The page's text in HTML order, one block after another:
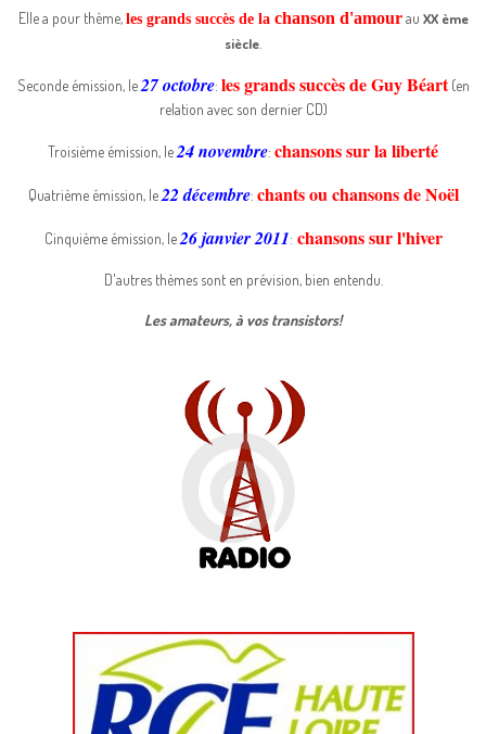
Elle a pour thème, les grands succès de la chanson d'amourau XX ème
siècle
Seconde émission, le27 octobre: les grands succès de Guy Béart(en
relation avec son dernier CD)
Troisième émission, le24 novembre: chansons sur la liberté
Quatrième émission, le22 décembre: chants ou chansons de Noël
Cinquième émission, le26 janvier 2011: chansons sur l'hiver
D'autres thèmes sont en prévision, bien entendu.
Les amateurs, à vos transistors!